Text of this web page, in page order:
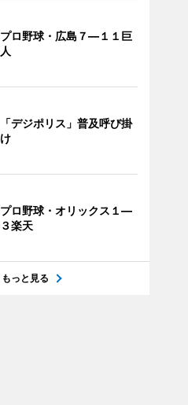
プロ野球・広島７―１１巨
人
「デジポリス」普及呼び掛
け
プロ野球・オリックス１―
３楽天
もっと見る